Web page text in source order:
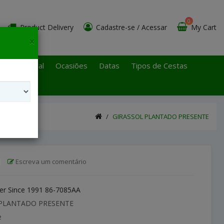
Product Delivery Cadastre-se / Acessar My Cart
0
Paulo Litoral Ocasiões Datas
Tipos de Cestas
GIRASSOL PLANTADO PRESENTE
Escreva um comentário
Since 1991 86-7085AA
PRESENTE
×